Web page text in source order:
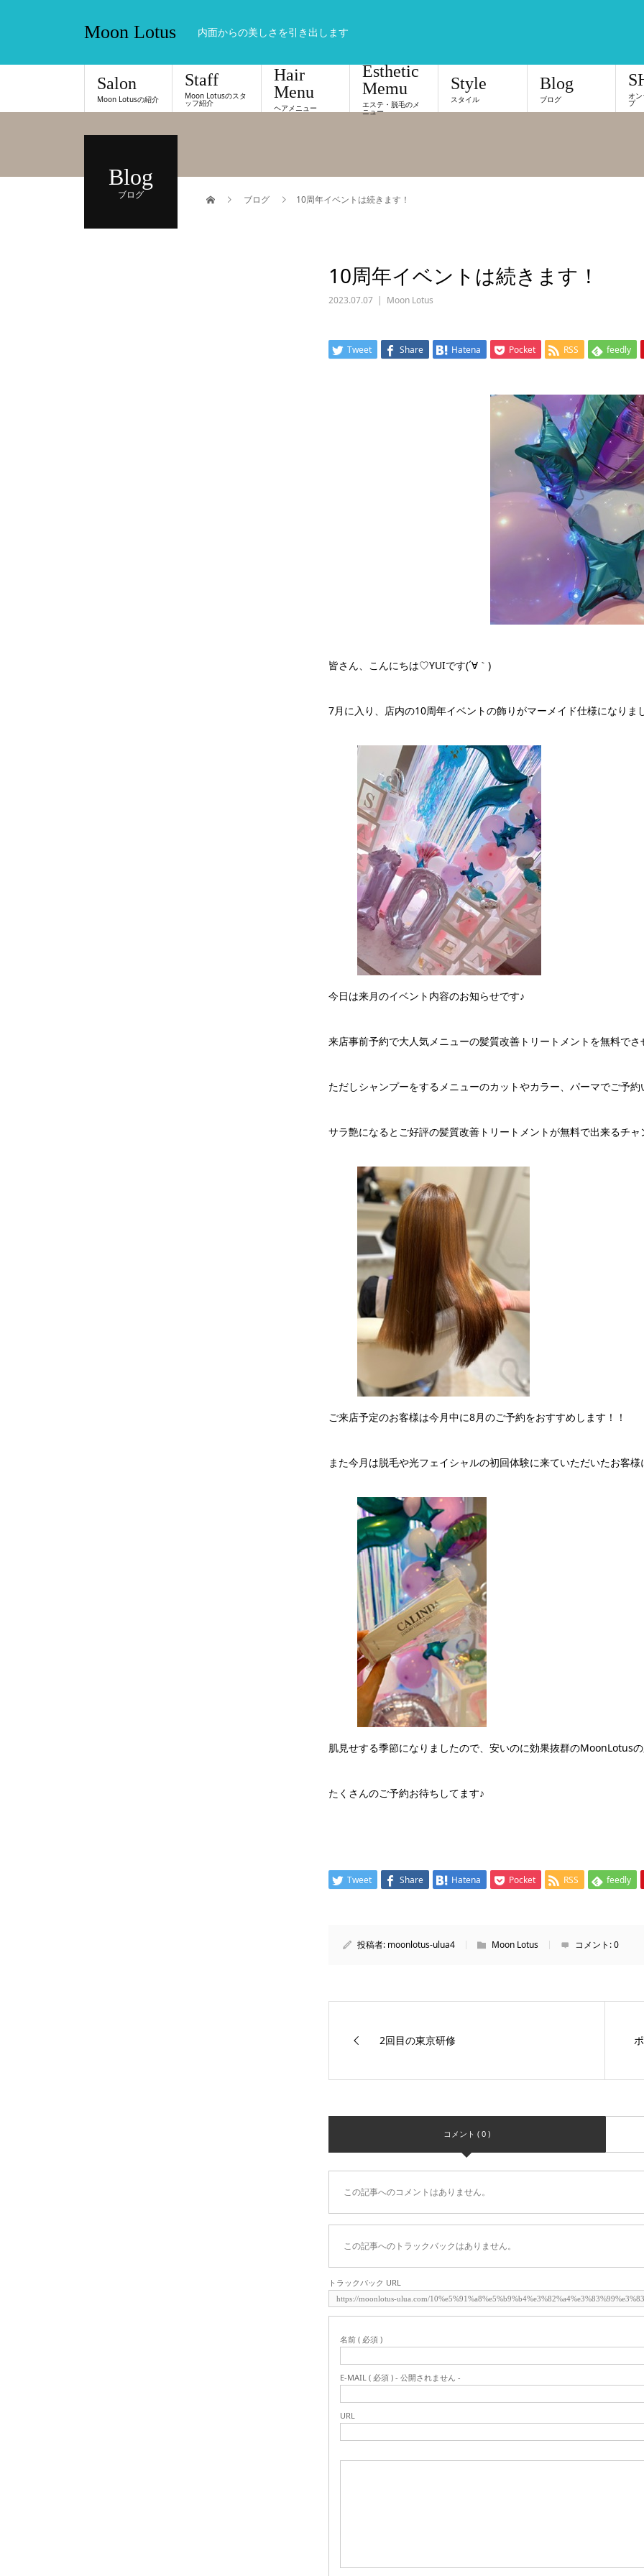
Moon Lotus 内面からの美しさを引き出します
Salon
Moon Lotusの紹介
Staff
Moon Lotusのスタ
ッフ紹介
Hair
Menu
ヘアメニュー
Esthetic
Memu
エステ・脱毛のメ
ニュー
Style
スタイル
Blog
ブログ オ
プ
Blog
ブログ ブログ 10周年イベントは続きます！
10周年イベントは続きます！
2023.07.07 Moon Lotus
Tweet Share Hatena Pocket RSS feedly
皆さん、こんにちは♡YUIです(´∀｀)
7月に入り、店内の10周年イベントの飾りがマーメイド仕様になり
今日は来月のイベント内容のお知らせです♪
来店事前予約で大人気メニューの髪質改善トリートメントを無料で
ただしシャンプーをするメニューのカットやカラー、パーマでご予
サラ艶になるとご好評の髪質改善トリートメントが無料で出来るチャ
ご来店予定のお客様は今月中に8月のご予約をおすすめします！！
また今月は脱毛や光フェイシャルの初回体験に来ていただいたお客
肌見せする季節になりましたので、安いのに効果抜群のMoonLotus
たくさんのご予約お待ちしてます♪
Tweet Share Hatena Pocket RSS feedly
投稿者: moonlotus-ulua4 Moon Lotus コメント:0
2回目の東京研修
コメント ( 0 )
この記事へのコメントはありません。
この記事へのトラックバックはありません。
トラックバック URL
名前 ( 必須 )
E-MAIL ( 必須 ) - 公開されません -
URL